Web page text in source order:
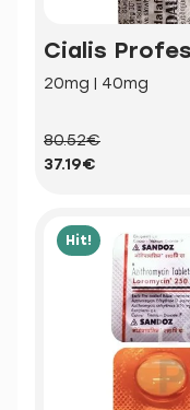
Cialis
20mg | 40mg
80.52€
37.19€
Hit!